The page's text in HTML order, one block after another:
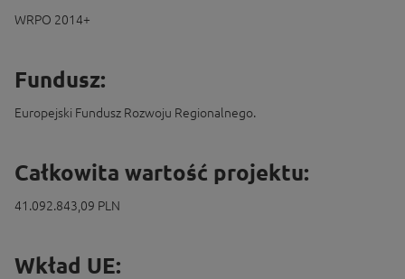
WRPO 2014+
Fundusz:
Europejski Fundusz Rozwoju Regionalnego.
Całkowita wartość projektu:
41.092.843,09 PLN
Wkład UE: